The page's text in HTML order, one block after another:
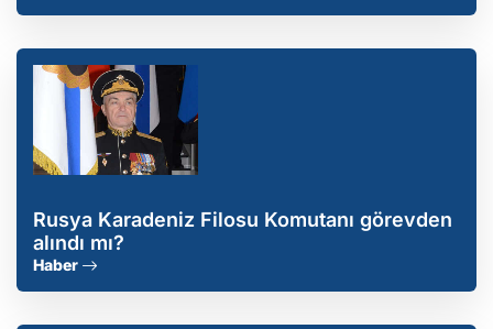
Rusya Karadeniz Filosu Komutanı görevden
alındı mı?
Haber